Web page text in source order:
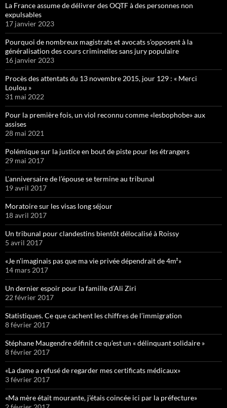
La France assume de délivrer des OQTF à des personnes non
expulsables
17 janvier 2023
Pourquoi de nombreux magistrats et avocats s’opposent à la
généralisation des cours criminelles sans jury populaire
16 janvier 2023
Procès des attentats du 13 novembre 2015, jour 129 : « Merci
Loulou »
31 mai 2022
Pour la première fois, un viol reconnu comme «lesbophobe» aux
assises
28 mai 2021
Polémique sur la justice en bout de piste pour les étrangers
29 mai 2017
L’anniversaire de l’épouse se termine au tribunal
19 avril 2017
Moratoire sur les visas long séjour
18 avril 2017
Un tribunal pour clandestins bientôt délocalisé à Roissy
5 avril 2017
«Je n’imaginais pas que ma vie privée dépendrait de 4m²»
14 mars 2017
Un dernier espoir pour la famille d’Ali Ziri
22 février 2017
Statistiques. Ce que cachent les chiffres de l’immigration
8 février 2017
Stéphane Maugendre définit ce qu’est un « délinquant solidaire »
8 février 2017
«La dame a refusé de regarder mes certificats médicaux»
3 février 2017
«Ma mère était mourante, j’étais coincée ici par la préfecture»